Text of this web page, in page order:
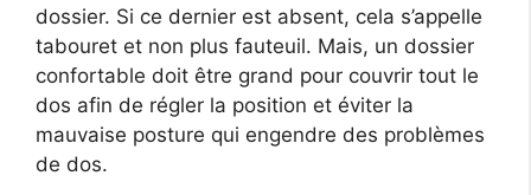
dossier. Si ce dernier est absent, cela s’appelle
tabouret et non plus fauteuil. Mais, un dossier
confortable doit être grand pour couvrir tout le
dos afin de régler la position et éviter la
mauvaise posture qui engendre des problèmes
de dos.